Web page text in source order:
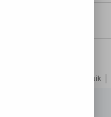
Gratis verzekerd tegen misbruik